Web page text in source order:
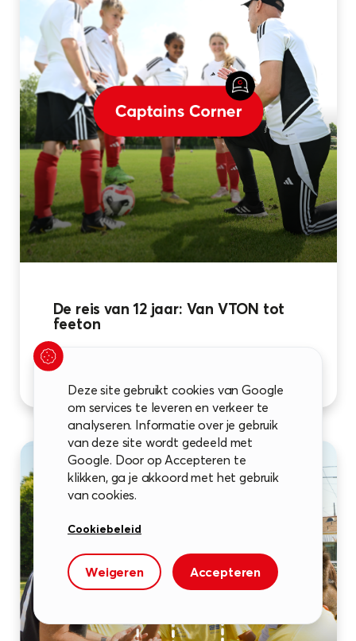
De reis van 12 jaar: Van VTON tot
feeton
Deze site gebruikt cookies van Google
om services te leveren en verkeer te
analyseren. Informatie over je gebruik
van deze site wordt gedeeld met
Google. Door op Accepteren te
klikken, ga je akkoord met het gebruik
van cookies.
Cookiebeleid
Weigeren Accepteren